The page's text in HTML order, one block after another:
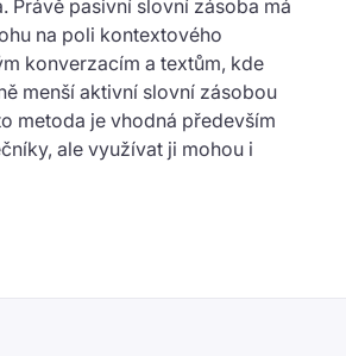
Právě pasivní slovní zásoba má
na poli kontextového
konverzacím a textům, kde
menší aktivní slovní zásobou
metoda je vhodná především
ale využívat ji mohou i